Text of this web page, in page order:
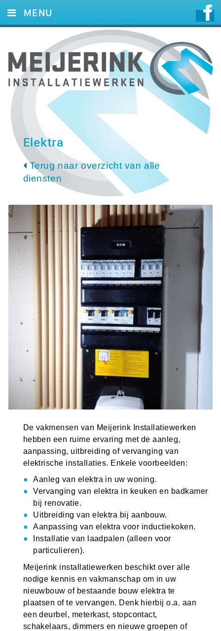
MENU
DIENSTEN
PROJECTEN
CONTACT
Elektra
Terug naar overzicht van alle
diensten
De vakmensen van Meijerink Installatiewerken
hebben een ruime ervaring met de aanleg,
aanpassing, uitbreiding of vervanging van
elektrische installaties. Enkele voorbeelden:
Aanleg van elektra in uw woning.
Vervanging van elektra in keuken en badkamer
bij renovatie.
Uitbreiding van elektra bij aanbouw.
Aanpassing van elektra voor inductiekoken.
Installatie van laadpalen (alleen voor
particulieren).
Meijerink installatiewerken beschikt over alle
nodige kennis en vakmanschap om in uw
nieuwbouw of bestaande bouw elektra te
plaatsen of te vervangen. Denk hierbij o.a. aan
een deurbel, meterkast, stopcontact,
schakelaars, dimmers en nieuwe groepen of